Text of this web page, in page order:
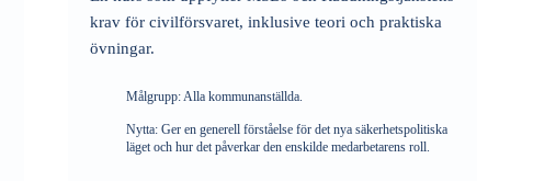
krav för civilförsvaret, inklusive teori och praktiska
övningar.
Målgrupp:Alla kommunanställda.
Nytta:Ger en generell förståelse för det nya säkerhetspolitiska
läget och hur det påverkar den enskilde medarbetarens roll.